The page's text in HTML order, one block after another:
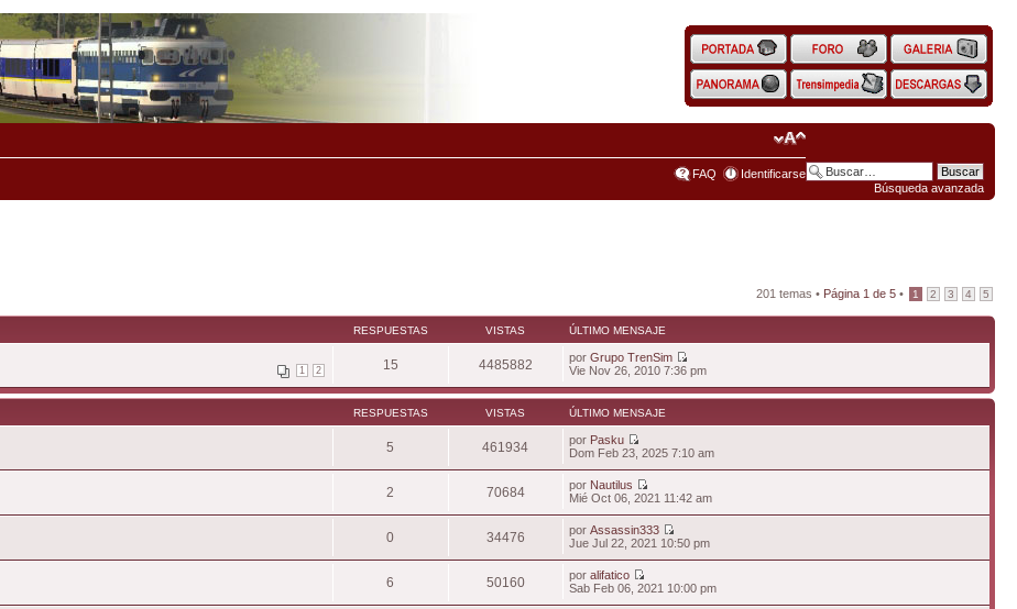
Búsqueda avanzada
FAQ Identificarse
201 temas • Página 1 de 5 • 1 2 3 4 5
RESPUESTAS VISTAS ÚLTIMO MENSAJE
1 2 15 4485882 porGrupo TrenSim
Vie Nov 26, 2010 7:36 pm
RESPUESTAS VISTAS ÚLTIMO MENSAJE
5 461934 por Pasku
Dom Feb 23, 2025 7:10 am
2 70684 por Nautilus
Mié Oct 06, 2021 11:42 am
0 34476 porAssassin333
Jue Jul 22, 2021 10:50 pm
6 50160 poralifatico
Sab Feb 06, 2021 10:00 pm